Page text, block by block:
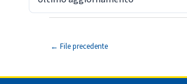
← File precedente